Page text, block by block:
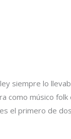
siempre lo
como músico
el primero de